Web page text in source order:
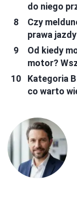
do niego
Czy
prawa
Od kiedy
motor?
Kategoria
co warto